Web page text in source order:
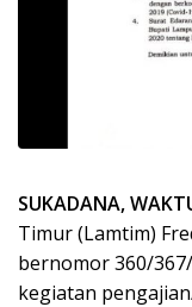
SUKADANA,
Timur (Lamtim)
bernomor 360/
kegiatan